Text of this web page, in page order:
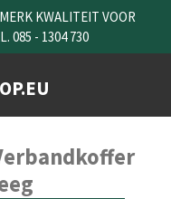
KWALITEIT VOOR
085 - 1304 730